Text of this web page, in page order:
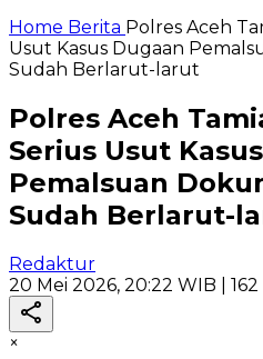
Home Berita Polres Aceh
Usut Kasus Dugaan
Sudah Berlarut-larut
Polres Aceh
Serius Usut
Pemalsuan
Sudah Berlarut-
Redaktur
20 Mei 2026, 20:22 WIB |
×